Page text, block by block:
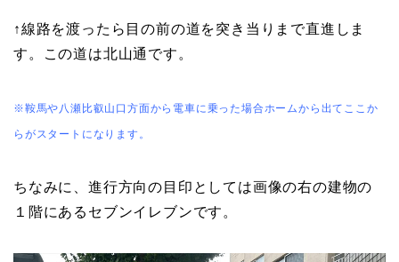
↑線路を渡ったら目の前の道を突き当りまで直進しま
す。この道は北山通です。
※鞍馬や八瀬比叡山口方面から電車に乗った場合ホームから出てここか
らがスタートになります。
ちなみに、進行方向の目印としては画像の右の建物の
１階にあるセブンイレブンです。